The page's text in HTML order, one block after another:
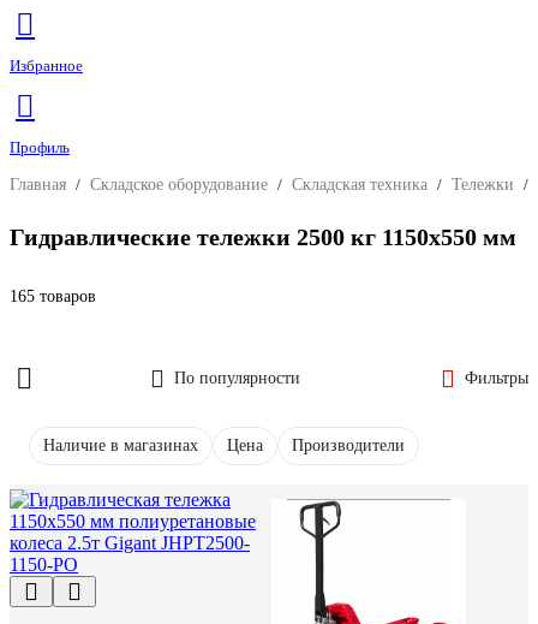
Избранное
Профиль
Главная / Складское оборудование / Складская техника / Тележки /
Гидравлические тележки 2500 кг 1150х550 мм
165 товаров
По популярности Фильтры
Наличие в магазинах Цена Производители